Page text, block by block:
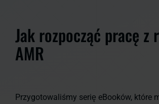
Jak rozpocząć pracę z
AMR
Przygotowaliśmy serię eBooków, które